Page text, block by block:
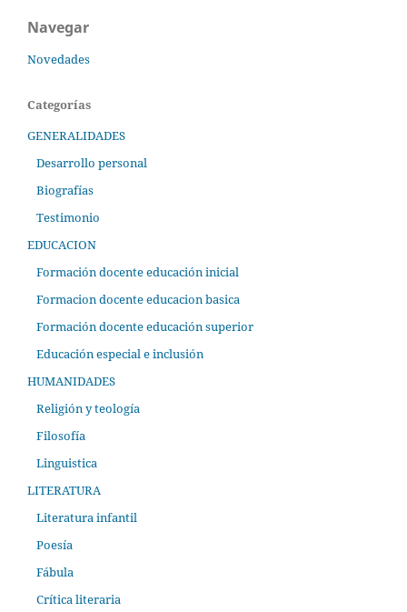
Navegar
Novedades
Categorías
GENERALIDADES
Desarrollo personal
Biografías
Testimonio
EDUCACION
Formación docente educación inicial
Formacion docente educacion basica
Formación docente educación superior
Educación especial e inclusión
HUMANIDADES
Religión y teología
Filosofía
Linguistica
LITERATURA
Literatura infantil
Poesía
Fábula
Crítica literaria